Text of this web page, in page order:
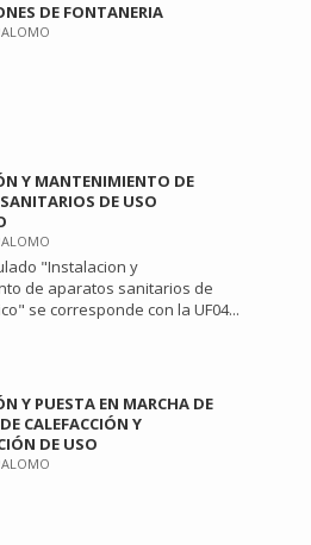
DE FONTANERIA
Y MANTENIMIENTO DE
DE USO
"Instalacion y
de aparatos sanitarios de
se corresponde con la UF04...
Y PUESTA EN MARCHA DE
CALEFACCIÓN Y
DE USO